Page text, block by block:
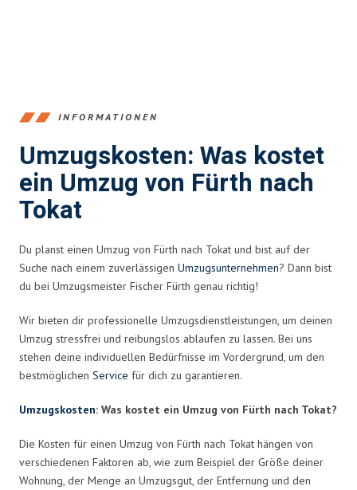
INFORMATIONEN
Umzugskosten: Was kostet
ein Umzug von Fürth nach
Tokat
Du planst einen Umzug von Fürth nach Tokat und bist auf der
Suche nach einem zuverlässigen Umzugsunternehmen? Dann bist
du bei Umzugsmeister Fischer Fürth genau richtig!
Wir bieten dir professionelle Umzugsdienstleistungen, um deinen
Umzug stressfrei und reibungslos ablaufen zu lassen. Bei uns
stehen deine individuellen Bedürfnisse im Vordergrund, um den
bestmöglichen Service für dich zu garantieren.
Umzugskosten: Was kostet ein Umzug von Fürth nach Tokat?
Die Kosten für einen Umzug von Fürth nach Tokat hängen von
verschiedenen Faktoren ab, wie zum Beispiel der Größe deiner
Wohnung, der Menge an Umzugsgut, der Entfernung und den